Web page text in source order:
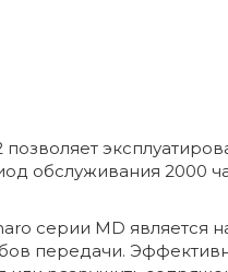
обслуживания 2000
серии MD является
передачи.